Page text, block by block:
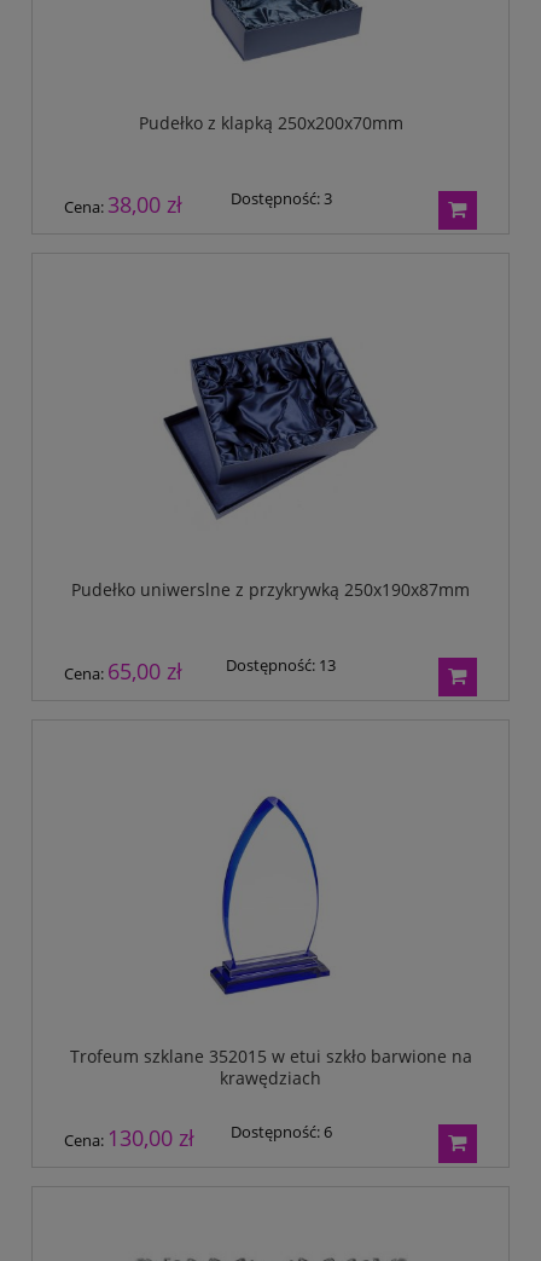
Pudełko z klapką 250x200x70mm
Cena: 38,00 zł Dostępność:3
Pudełko uniwerslne z przykrywką 250x190x87mm
Cena: 65,00 zł Dostępność: 13
Trofeum szklane 352015 w etui szkło barwione na
krawędziach
Cena: 130,00 zł Dostępność:6